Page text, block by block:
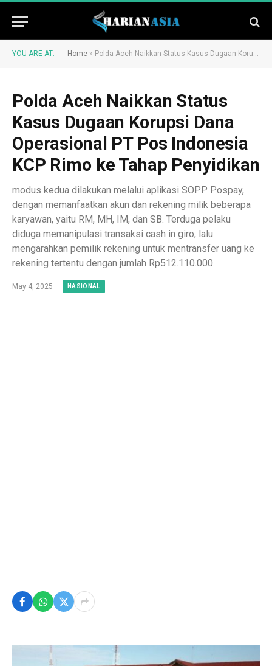
YOU ARE AT: Home » Polda Aceh Naikkan Status Kasus Dugaan Korupsi Dana Operasional PT Pos Indonesia KCP Rimo ke Tahap Penyidikan
Polda Aceh Naikkan Status
Kasus Dugaan Korupsi Dana
Operasional PT Pos Indonesia
KCP Rimo ke Tahap Penyidikan
modus kedua dilakukan melalui aplikasi SOPP Pospay,
dengan memanfaatkan akun dan rekening milik beberapa
karyawan, yaitu RM, MH, IM, dan SB. Terduga pelaku
diduga memanipulasi transaksi cash in giro, lalu
mengarahkan pemilik rekening untuk mentransfer uang ke
rekening tertentu dengan jumlah Rp512.110.000.
May 4, 2025 NASIONAL